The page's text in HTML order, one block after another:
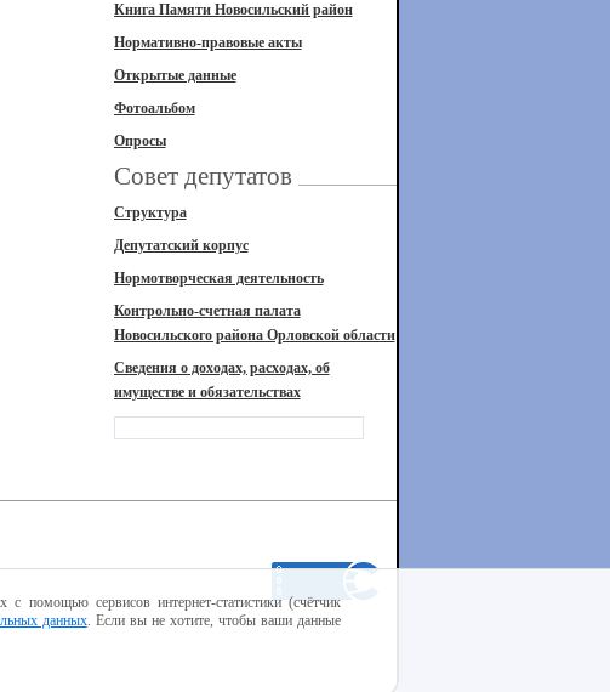
Книга Памяти Новосильский район
Нормативно-правовые акты
Открытые данные
Фотоальбом
Опросы
Совет депутатов
Структура
Депутатский корпус
Нормотворческая деятельность
Контрольно-счетная палата
Новосильского района Орловской области
Сведения о доходах, расходах, об
имуществе и обязательствах
помощью сервисов интернет-статистики (счётчик
данных. Если вы не хотите, чтобы ваши данные